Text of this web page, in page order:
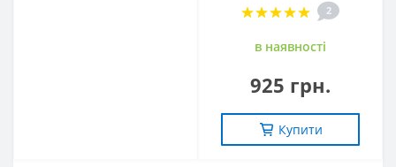
2
в наявностi
925 грн.
Купити